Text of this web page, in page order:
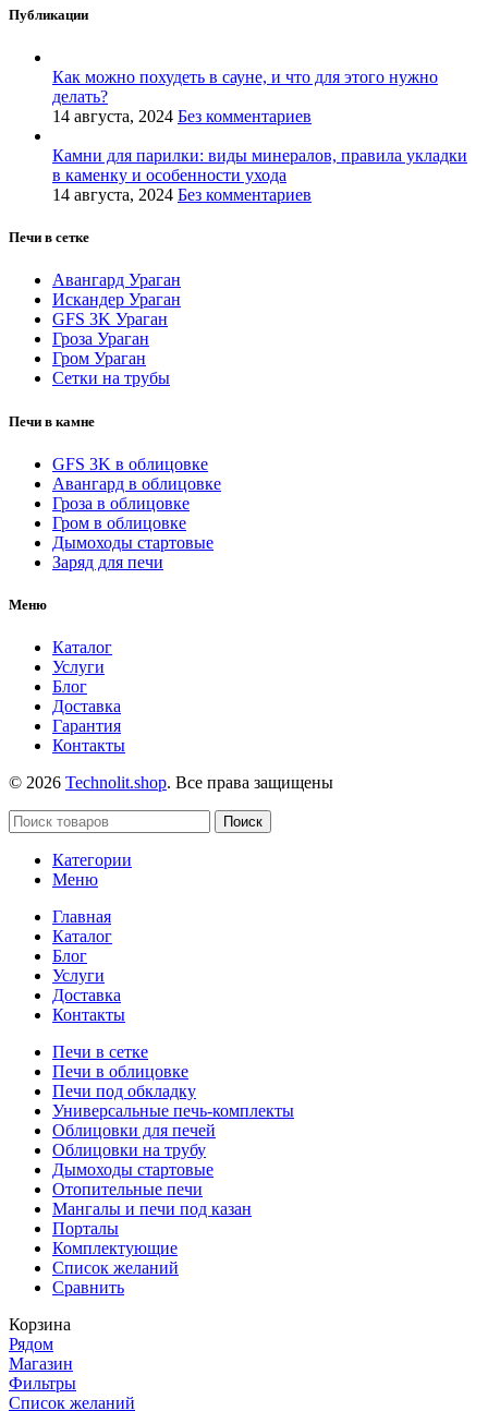
Публикации
Как можно похудеть в сауне, и что для этого нужно
делать?
14 августа, 2024 Без комментариев
Камни для парилки: виды минералов, правила укладки
в каменку и особенности ухода
14 августа, 2024 Без комментариев
Печи в сетке
Авангард Ураган
Искандер Ураган
GFS 3K Ураган
Гроза Ураган
Гром Ураган
Сетки на трубы
Печи в камне
GFS 3K в облицовке
Авангард в облицовке
Гроза в облицовке
Гром в облицовке
Дымоходы стартовые
Заряд для печи
Меню
Каталог
Услуги
Блог
Доставка
Гарантия
Контакты
© 2026 Technolit.shop. Все права защищены
Поиск
Категории
Меню
Главная
Каталог
Блог
Услуги
Доставка
Контакты
Печи в сетке
Печи в облицовке
Печи под обкладку
Универсальные печь-комплекты
Облицовки для печей
Облицовки на трубу
Дымоходы стартовые
Отопительные печи
Мангалы и печи под казан
Порталы
Комплектующие
Список желаний
Сравнить
Корзина
Рядом
Магазин
Фильтры
Список желаний